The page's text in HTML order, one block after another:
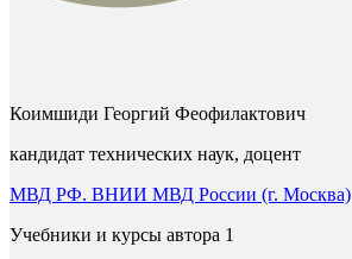
Коимшиди Георгий Феофилактович
кандидат технических наук, доцент
МВД РФ. ВНИИ МВД России (г. Москва)
Учебники и курсы автора 1